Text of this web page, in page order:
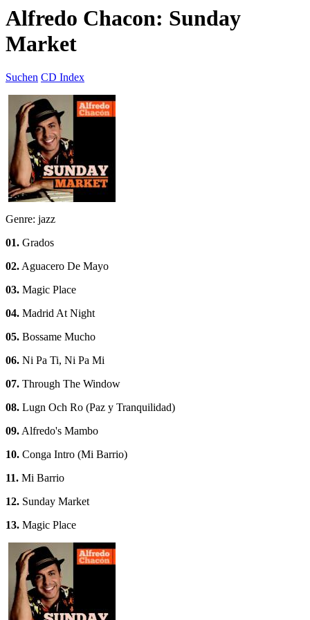
Alfredo Chacon: Sunday
Market
Suchen CD Index
Genre: jazz
01. Grados
02.Aguacero De Mayo
03. Magic Place
04. Madrid At Night
05. Bossame Mucho
06. Ni Pa Ti, Ni Pa Mi
07. Through The Window
08. Lugn Och Ro (Paz y Tranquilidad)
09.Alfredo's Mambo
10. Conga Intro (Mi Barrio)
11. Mi Barrio
12. Sunday Market
13. Magic Place